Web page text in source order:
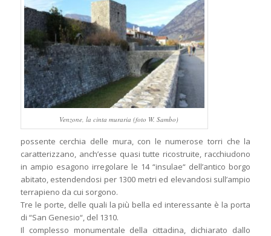
Venzone, la cinta muraria (foto W. Sambo)
possente cerchia delle mura, con le numerose torri che la
caratterizzano, anch’esse quasi tutte ricostruite, racchiudono
in ampio esagono irregolare le 14 “insulae“ dell’antico borgo
abitato, estendendosi per 1300 metri ed elevandosi sull’ampio
terrapieno da cui sorgono.
Tre le porte, delle quali la più bella ed interessante è la porta
di “San Genesio“, del 1310.
Il complesso monumentale della cittadina, dichiarato dallo